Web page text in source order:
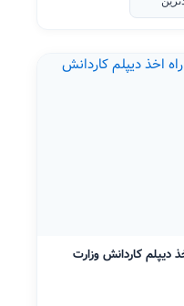
دیپلم کاردانش وزارت